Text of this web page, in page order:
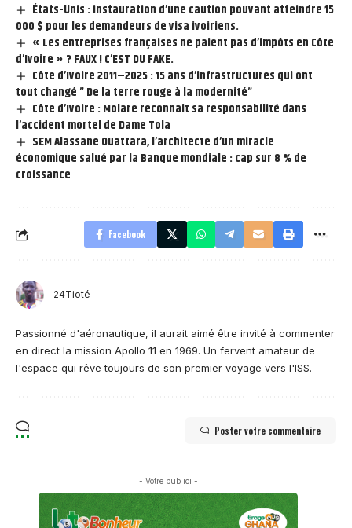
États-Unis : instauration d’une caution pouvant atteindre 15
000 $ pour les demandeurs de visa ivoiriens.
« Les entreprises françaises ne paient pas d’impôts en Côte
d’Ivoire » ? FAUX ! C’EST DU FAKE.
Côte d’Ivoire 2011–2025 : 15 ans d’infrastructures qui ont
tout changé ” De la terre rouge à la modernité”
Côte d’Ivoire : Molare reconnaît sa responsabilité dans
l’accident mortel de Dame Tola
SEM Alassane Ouattara, l’architecte d’un miracle
économique salué par la Banque mondiale : cap sur 8 % de
croissance
Facebook
24Tioté
Passionné d'aéronautique, il aurait aimé être invité à commenter
en direct la mission Apollo 11 en 1969. Un fervent amateur de
l'espace qui rêve toujours de son premier voyage vers l'ISS.
Poster votre commentaire
- Votre pub ici -